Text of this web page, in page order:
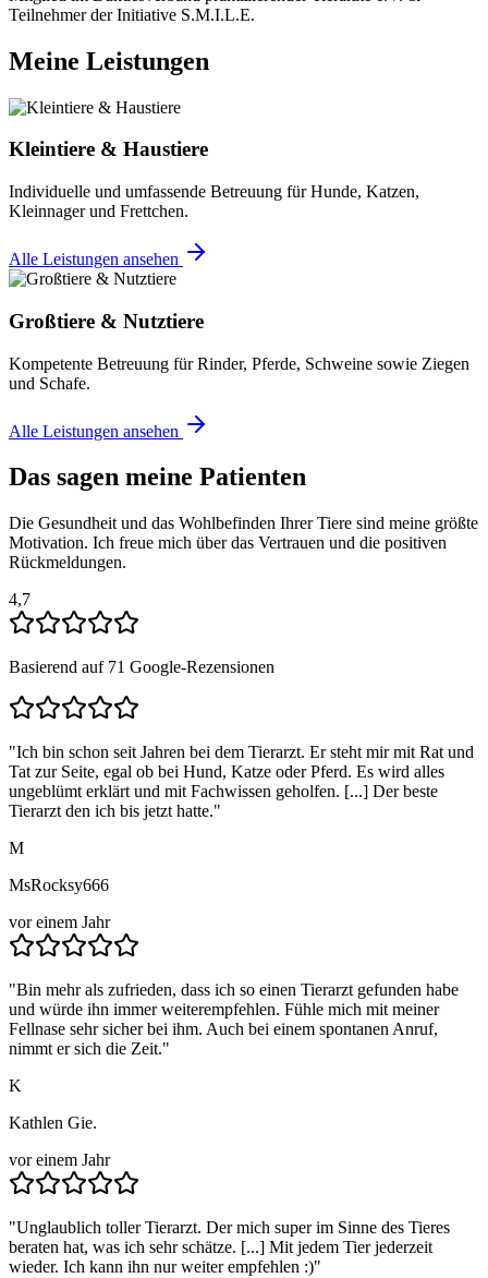
Teilnehmer der Initiative S.M.I.L.E.
Meine Leistungen
Kleintiere & Haustiere
Individuelle und umfassende Betreuung für Hunde, Katzen,
Kleinnager und Frettchen.
Alle Leistungen ansehen
Großtiere & Nutztiere
Kompetente Betreuung für Rinder, Pferde, Schweine sowie Ziegen
und Schafe.
Alle Leistungen ansehen
Das sagen meine Patienten
Die Gesundheit und das Wohlbefinden Ihrer Tiere sind meine größte
Motivation. Ich freue mich über das Vertrauen und die positiven
Rückmeldungen.
4,7
Basierend auf 71 Google-Rezensionen
"Ich bin schon seit Jahren bei dem Tierarzt. Er steht mir mit Rat und
Tat zur Seite, egal ob bei Hund, Katze oder Pferd. Es wird alles
ungeblümt erklärt und mit Fachwissen geholfen. [...] Der beste
Tierarzt den ich bis jetzt hatte."
M
MsRocksy666
vor einem Jahr
"Bin mehr als zufrieden, dass ich so einen Tierarzt gefunden habe
und würde ihn immer weiterempfehlen. Fühle mich mit meiner
Fellnase sehr sicher bei ihm. Auch bei einem spontanen Anruf,
nimmt er sich die Zeit."
K
Kathlen Gie.
vor einem Jahr
"Unglaublich toller Tierarzt. Der mich super im Sinne des Tieres
beraten hat, was ich sehr schätze. [...] Mit jedem Tier jederzeit
wieder. Ich kann ihn nur weiter empfehlen :)"